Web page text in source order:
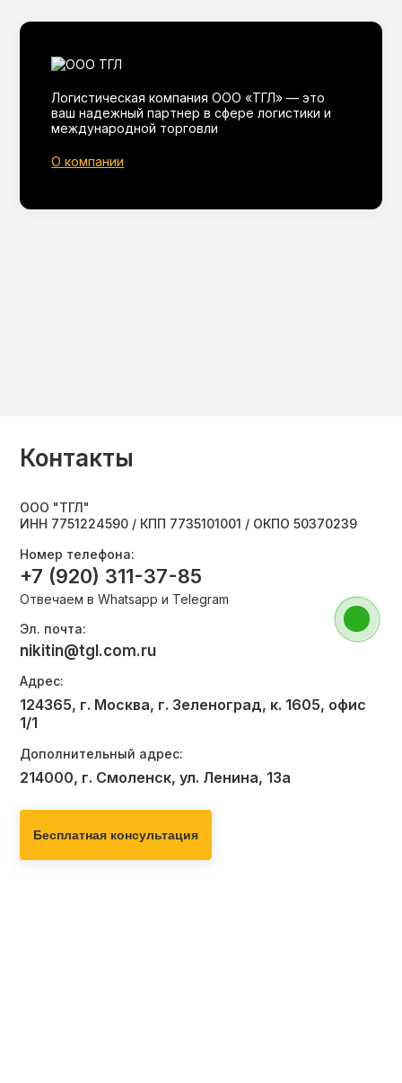
Логистическая компания ООО «ТГЛ» — это
ваш надежный партнер в сфере логистики и
международной торговли
О компании
Контакты
ООО "ТГЛ"
ИНН 7751224590 / КПП 7735101001 / ОКПО 50370239
Номер телефона:
+7 (920) 311-37-85
Отвечаем в Whatsapp и Telegram
Эл. почта:
nikitin@tgl.com.ru
Адрес:
124365, г. Москва, г. Зеленоград, к. 1605, офис
1/1
Дополнительный адрес:
214000, г. Смоленск, ул. Ленина, 13а